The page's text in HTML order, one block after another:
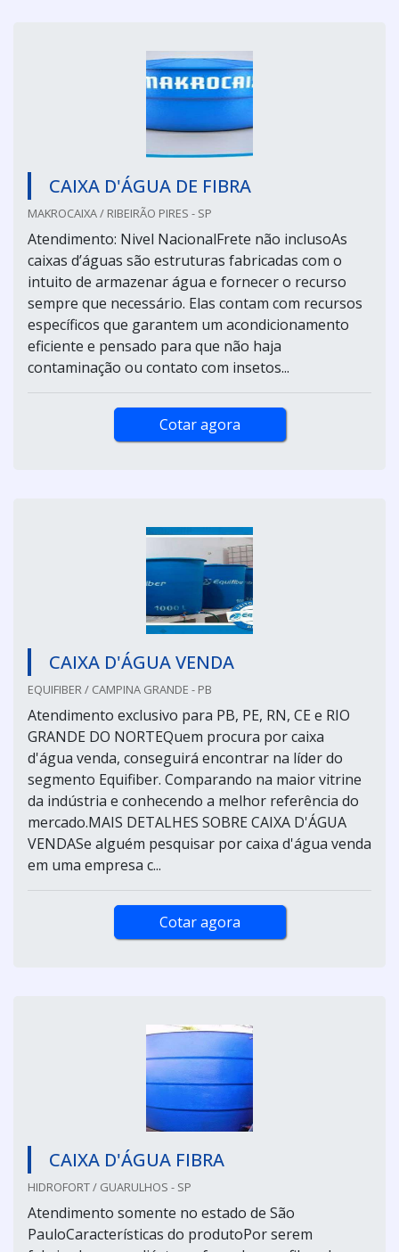
CAIXA D'ÁGUA DE FIBRA
MAKROCAIXA / RIBEIRÃO PIRES - SP
Atendimento: Nivel NacionalFrete não inclusoAs
caixas d’águas são estruturas fabricadas com o
intuito de armazenar água e fornecer o recurso
sempre que necessário. Elas contam com recursos
específicos que garantem um acondicionamento
eficiente e pensado para que não haja
contaminação ou contato com insetos...
Cotar agora
CAIXA D'ÁGUA VENDA
EQUIFIBER / CAMPINA GRANDE - PB
Atendimento exclusivo para PB, PE, RN, CE e RIO
GRANDE DO NORTEQuem procura por caixa
d'água venda, conseguirá encontrar na líder do
segmento Equifiber. Comparando na maior vitrine
da indústria e conhecendo a melhor referência do
mercado.MAIS DETALHES SOBRE CAIXA D'ÁGUA
VENDASe alguém pesquisar por caixa d'água venda
em uma empresa c...
Cotar agora
CAIXA D'ÁGUA FIBRA
HIDROFORT / GUARULHOS - SP
Atendimento somente no estado de São
PauloCaracterísticas do produtoPor serem